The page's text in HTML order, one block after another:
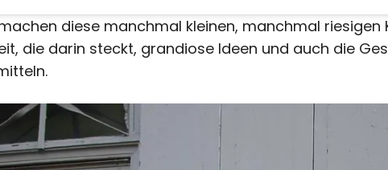
diese manchmal kleinen, manchmal riesigen
die darin steckt, grandiose Ideen und auch die